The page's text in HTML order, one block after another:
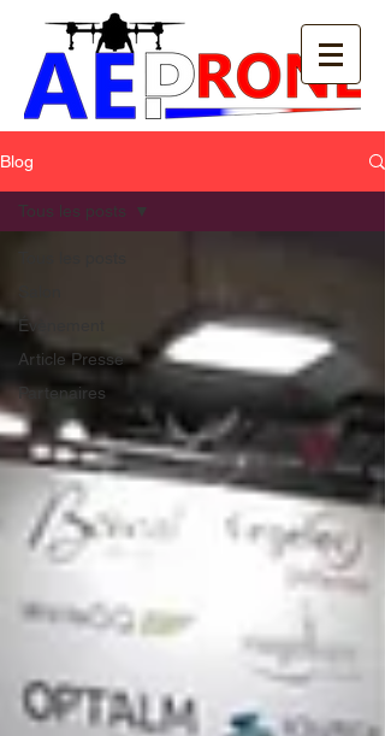
Blog
Évènement
Article Presse
Partenaires
Tous les posts